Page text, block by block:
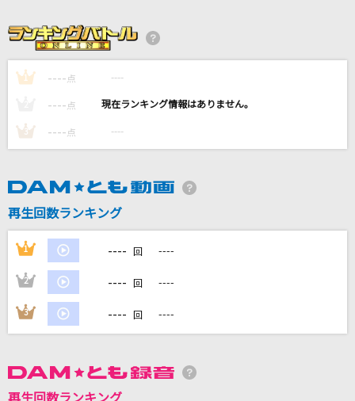
FLOW
[生音]again
弱虫モンブラン
Da-iCE
カラオケ最新情報をチェック！
1 ---- 点 ----
---- 点 ----
3 ---- 点 ----
再生回数ランキング
1 ---- 回 ----
2 ---- 回 ----
3 ---- 回 ----
再生回数ランキング